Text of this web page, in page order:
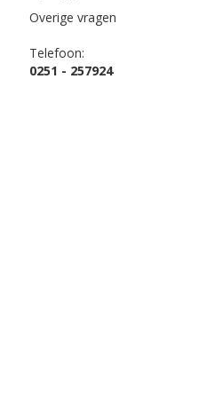
Overige vragen
Telefoon:
0251 - 257924